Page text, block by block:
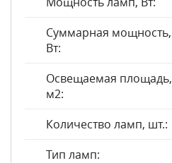
Суммарная мощность,
Вт:
Освещаемая площадь,
м2:
Количество ламп, шт.:
Тип ламп: